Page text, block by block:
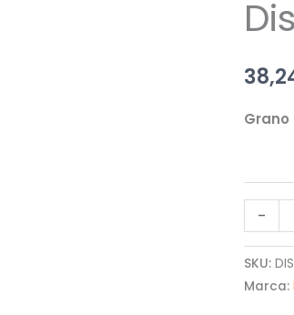
Grano
-
Copa
Pulir
SKU:
Marca: